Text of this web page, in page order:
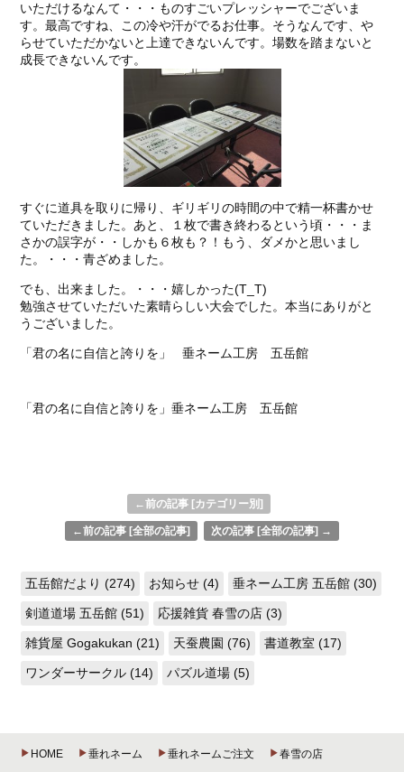
いただけるなんて・・・ものすごいプレッシャーでございま
す。最高ですね、この冷や汗がでるお仕事。そうなんです、や
らせていただかないと上達できないんです。場数を踏まないと
成長できないんです。
すぐに道具を取りに帰り、ギリギリの時間の中で精一杯書かせ
ていただきました。あと、１枚で書き終わるという頃・・・ま
さかの誤字が・・しかも６枚も？！もう、ダメかと思いまし
た。・・・青ざめました。
でも、出来ました。・・・嬉しかった(T_T)
勉強させていただいた素晴らしい大会でした。本当にありがと
うございました。
「君の名に自信と誇りを」 垂ネーム工房 五岳館
「君の名に自信と誇りを」垂ネーム工房 五岳館
←前の記事 [カテゴリー別]
←前の記事 [全部の記事] 次の記事 [全部の記事] →
五岳館だより (274) お知らせ (4) 垂ネーム工房 五岳館 (30)
剣道道場 五岳館 (51) 応援雑貨 春雪の店 (3)
雑貨屋 Gogakukan (21) 天蚕農園 (76) 書道教室 (17)
ワンダーサークル (14) パズル道場 (5)
HOME 垂れネーム 垂れネームご注文
春雪の店